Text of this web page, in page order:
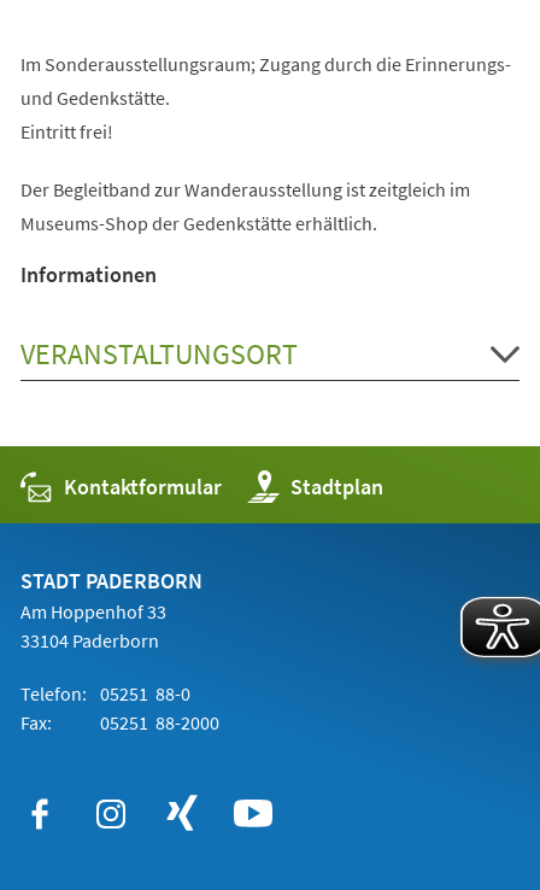
Im Sonderausstellungsraum; Zugang durch die Erinnerungs-
und Gedenkstätte.
Eintritt frei!
Der Begleitband zur Wanderausstellung ist zeitgleich im
Museums-Shop der Gedenkstätte erhältlich.
Informationen
VERANSTALTUNGSORT
Kontaktformular Stadtplan
(Öffnet
in
einem
STADT PADERBORN
Am Hoppenhof 33
33104 Paderborn
Telefon: 05251 88-0
Fax:
05251 88-2000